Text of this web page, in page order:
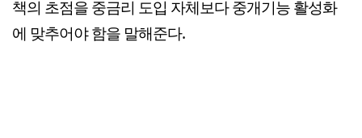
책의 초점을 중금리 도입 자체보다 중개기능 활성화
에 맞추어야 함을 말해준다.